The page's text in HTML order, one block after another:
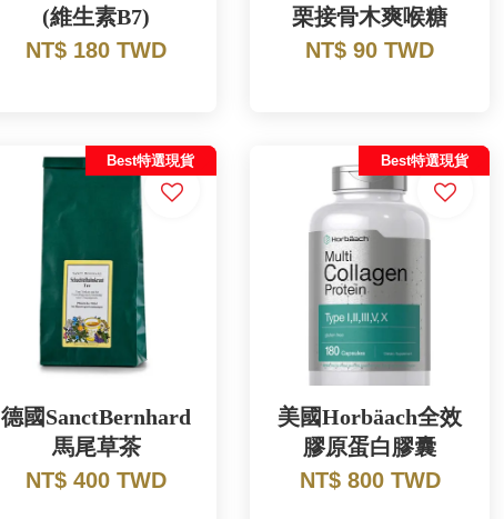
(維生素B7)
NT$ 180 TWD
栗接骨木爽喉糖
NT$ 90 TWD
Best特選現貨
德國SanctBernhard
馬尾草茶
NT$ 400 TWD
Best特選現貨
美國Horbäach全效
膠原蛋白膠囊
NT$ 800 TWD